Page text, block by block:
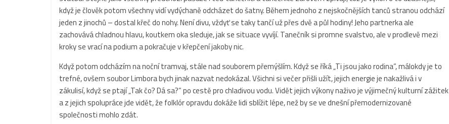
když je člověk potom všechny vidí vydýchaně odcházet do šatny. Během jednoho z nejskočnějších tanců stranou odchází
jeden z jinochů – dostal křeč do nohy. Není divu, vždyť se taky tančí už přes dvě a půl hodiny! Jeho partnerka ale
zachovává chladnou hlavu, koutkem oka sleduje, jak se situace vyvíjí. Tanečník si promne svalstvo, ale v prodlevě mezi
kroky se vrací na podium a pokračuje v křepčení jakoby nic.
Když potom odcházím na noční tramvaj, stále nad souborem přemýšlím. Když se říká „Ti jsou jako rodina”, málokdy je to
trefné, ovšem soubor Limbora bych jinak nazvat nedokázal. Všichni si večer přišli užít, jejich energie je nakažlivá i v
zákulisí, když se ptají „Tak čo? Dá sa?” po cestě pro chladivou vodu. Vidět jejich výkony naživo je výjimečný kulturní zážitek
a z jejich spolupráce jde vidět, že folklór opravdu dokáže lidi sblížit lépe, než by se ve dnešní přemodernizované
společnosti mohlo zdát.